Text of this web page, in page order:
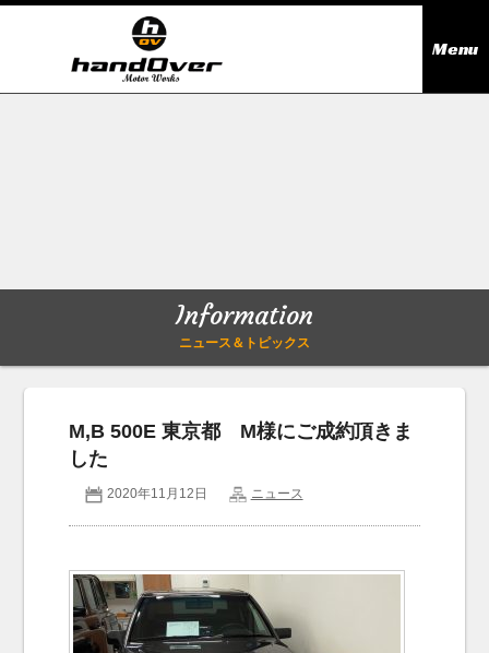
Menu
Company outline
会社概要
アクセス
お問い合わせ
Information
ニュース＆トピックス
M,B 500E 東京都 M様にご成約頂きま
した
2020年11月12日 ニュース